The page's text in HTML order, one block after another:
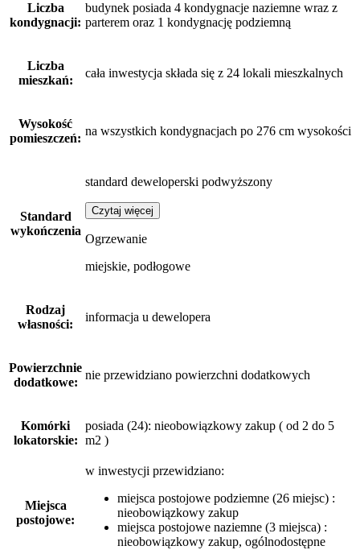
Liczba
kondygnacji:
budynek posiada 4 kondygnacje naziemne wraz z
parterem oraz 1 kondygnację podziemną
Liczba
mieszkań:
cała inwestycja składa się z 24 lokali mieszkalnych
Wysokość
pomieszczeń:
na wszystkich kondygnacjach po 276 cm wysokości
Standard
wykończenia
standard deweloperski podwyższony
Czytaj więcej
Ogrzewanie
miejskie, podłogowe
Rodzaj
własności:
informacja u dewelopera
Powierzchnie
dodatkowe:
nie przewidziano powierzchni dodatkowych
Komórki
lokatorskie:
posiada (24): nieobowiązkowy zakup ( od 2 do 5
m2 )
Miejsca
postojowe:
w inwestycji przewidziano:
miejsca postojowe podziemne (26 miejsc) :
nieobowiązkowy zakup
miejsca postojowe naziemne (3 miejsca) :
nieobowiązkowy zakup, ogólnodostępne